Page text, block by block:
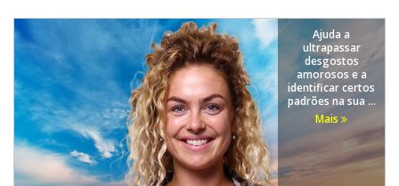
Ajuda a
ultrapassar
desgostos
amorosos e a
identificar certos
padrões na sua ...
Mais